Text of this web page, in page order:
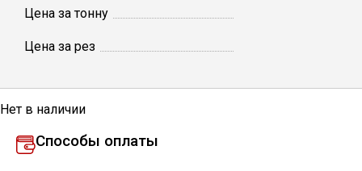
Катанка
Профлист
Цена за тонну
Цена за рез
Нет в наличии
Способы оплаты